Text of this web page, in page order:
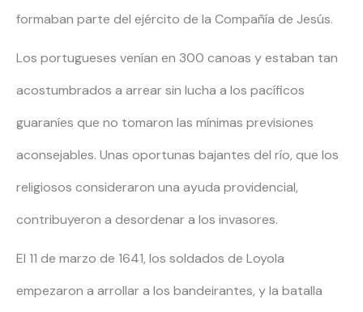
formaban parte del ejército de la Compañía de Jesús.
Los portugueses venían en 300 canoas y estaban tan
acostumbrados a arrear sin lucha a los pacíficos
guaraníes que no tomaron las mínimas previsiones
aconsejables. Unas oportunas bajantes del río, que los
religiosos consideraron una ayuda providencial,
contribuyeron a desordenar a los invasores.
El 11 de marzo de 1641, los soldados de Loyola
empezaron a arrollar a los bandeirantes, y la batalla